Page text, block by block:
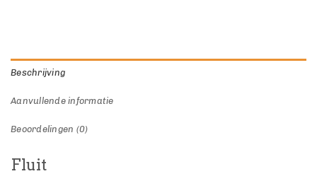
Beschrijving
Aanvullende informatie
Beoordelingen (0)
Fluit